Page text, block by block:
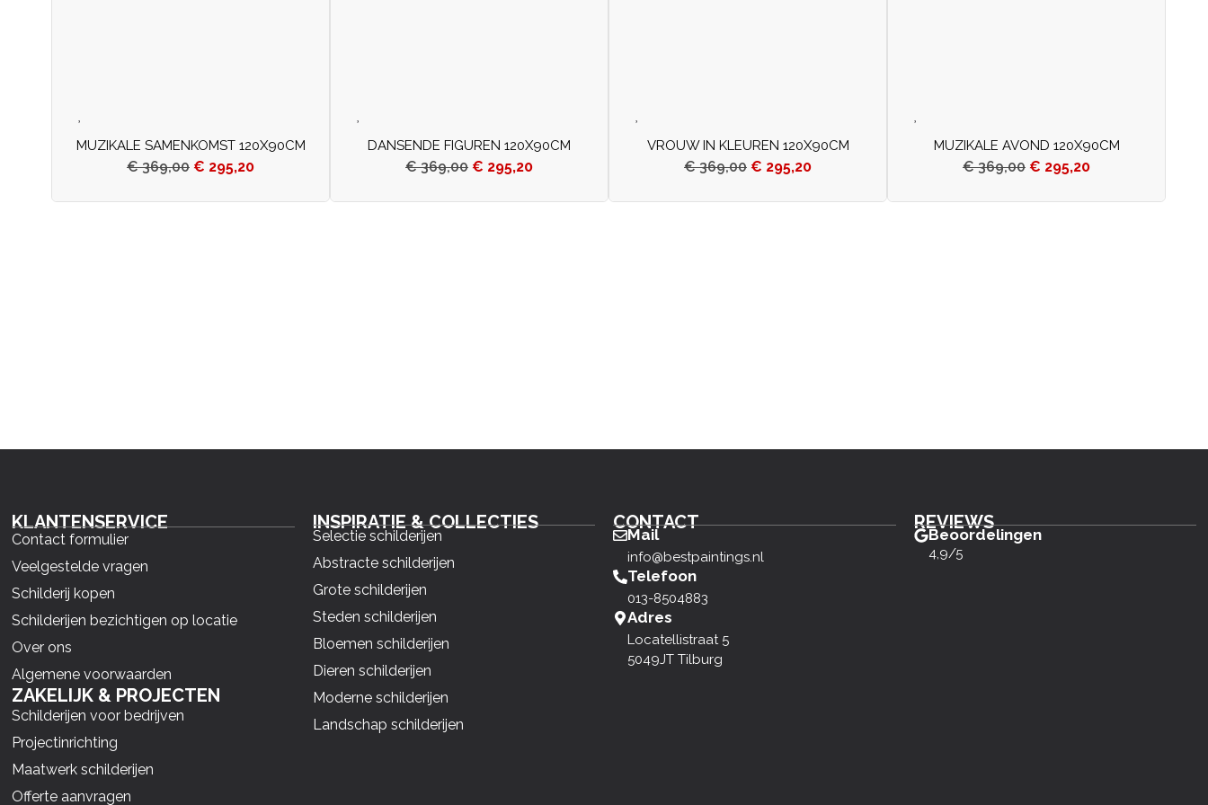
MUZIKALE SAMENKOMST 120X90CM
€369,00 € 295,20
DANSENDE FIGUREN 120X90CM
€369,00 € 295,20
VROUW IN KLEUREN 120X90CM
€369,00 € 295,20
MUZIKALE AVOND 120X90CM
€369,00 € 295,20
KLANTENSERVICE
Contact formulier
Veelgestelde vragen
Schilderij kopen
Schilderijen bezichtigen op locatie
Over ons
Algemene voorwaarden
ZAKELIJK & PROJECTEN
Schilderijen voor bedrijven
Projectinrichting
Maatwerk schilderijen
Offerte aanvragen
INSPIRATIE & COLLECTIES
Selectie schilderijen
Abstracte schilderijen
Grote schilderijen
Steden schilderijen
Bloemen schilderijen
Dieren schilderijen
Moderne schilderijen
Landschap schilderijen
CONTACT
Mail
info@bestpaintings.nl
Telefoon
013-8504883
Adres
Locatellistraat 5
5049JT Tilburg
REVIEWS
Beoordelingen
4,9/5